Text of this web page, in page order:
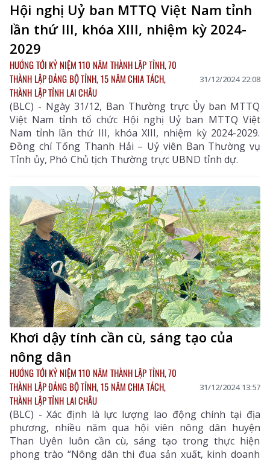
Hội nghị Uỷ ban MTTQ Việt Nam tỉnh
lần thứ III, khóa XIII, nhiệm kỳ 2024-
2029
HƯỚNG TỚI KỶ NIỆM 110 NĂM THÀNH LẬP TỈNH, 70
THÀNH LẬP ĐẢNG BỘ TỈNH, 15 NĂM CHIA TÁCH,
THÀNH LẬP TỈNH LAI CHÂU
31/12/2024 22:08
(BLC) - Ngày 31/12, Ban Thường trực Ủy ban MTTQ
Việt Nam tỉnh tổ chức Hội nghị Uỷ ban MTTQ Việt
Nam tỉnh lần thứ III, khóa XIII, nhiệm kỳ 2024-2029.
Đồng chí Tống Thanh Hải – Uỷ viên Ban Thường vụ
Tỉnh ủy, Phó Chủ tịch Thường trực UBND tỉnh dự.
Khơi dậy tính cần cù, sáng tạo của
nông dân
HƯỚNG TỚI KỶ NIỆM 110 NĂM THÀNH LẬP TỈNH, 70
THÀNH LẬP ĐẢNG BỘ TỈNH, 15 NĂM CHIA TÁCH,
THÀNH LẬP TỈNH LAI CHÂU
31/12/2024 13:57
(BLC) - Xác định là lực lượng lao động chính tại địa
phương, nhiều năm qua hội viên nông dân huyện
Than Uyên luôn cần cù, sáng tạo trong thực hiện
phong trào “Nông dân thi đua sản xuất, kinh doanh